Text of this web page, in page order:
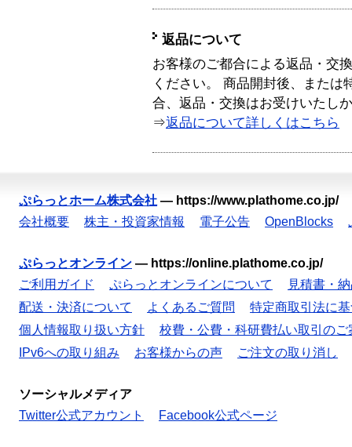
返品について
お客様のご都合による返品・交
ください。 商品開封後、または
合、返品・交換はお受けいたし
⇒返品について詳しくはこちら
ぷらっとホーム株式会社 — https://www.plathome.co.jp/
会社概要
株主・投資家情報 電子公告 OpenBlocks
ぷらっとオンライン — https://online.plathome.co.jp/
ご利用ガイド
ぷらっとオンラインについて
見積書・
配送・決済について
よくあるご質問
特定商取引法に
個人情報取り扱い方針
校費・公費・科研費払い取引のご
IPv6への取り組み
お客様からの声 ご注文の取り消し
ソーシャルメディア
Twitter公式アカウント
Facebook公式ページ